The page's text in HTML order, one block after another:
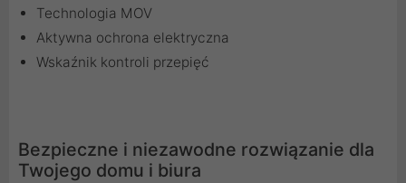
Technologia MOV
Aktywna ochrona elektryczna
Wskaźnik kontroli przepięć
Bezpieczne i niezawodne rozwiązanie dla
Twojego domu i biura